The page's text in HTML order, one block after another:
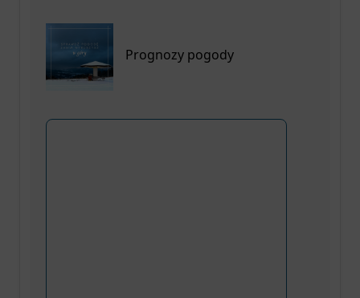
Prognozy pogody